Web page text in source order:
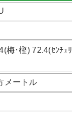
梅･樫) 72.4(ｾﾝﾁｭﾘ
メートル